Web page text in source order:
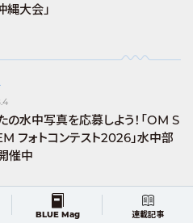
大会」
の水中写真を応募しよう！「OM S
フォトコンテスト2026」水中部
催中
BLUE Mag 連載記事